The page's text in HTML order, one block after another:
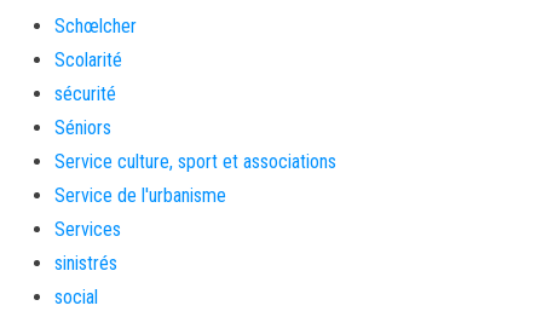
Schœlcher
Scolarité
sécurité
Séniors
Service culture, sport et associations
Service de l'urbanisme
Services
sinistrés
social